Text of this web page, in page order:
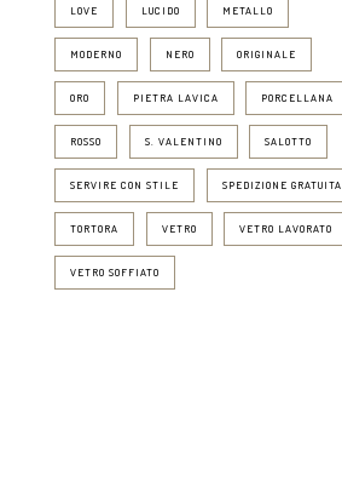
LOVE LUCIDO METALLO
MODERNO NERO ORIGINALE
ORO PIETRA LAVICA PORCELLANA
ROSSO S. VALENTINO SALOTTO
SERVIRE CON STILE SPEDIZIONE GRATUITA
TORTORA VETRO VETRO LAVORATO
VETRO SOFFIATO